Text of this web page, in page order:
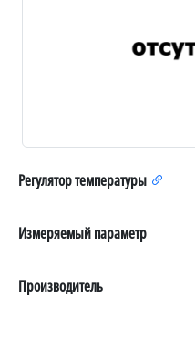
Регулятор температуры
Измеряемый параметр
Производитель